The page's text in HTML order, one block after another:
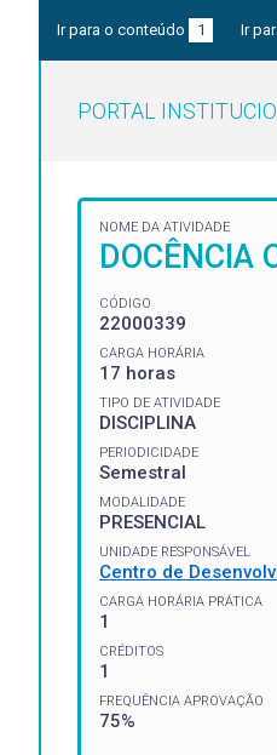
Ir para o conteúdo 1 Ir
PORTAL
NOME DA ATIVIDADE
DOCÊNCIA
CÓDIGO
22000339
CARGA HORÁRIA
17 horas
TIPO DE ATIVIDADE
DISCIPLINA
PERIODICIDADE
Semestral
MODALIDADE
PRESENCIAL
UNIDADE RESPONSÁVEL
Centro de
CARGA HORÁRIA PRÁTICA
1
CRÉDITOS
1
FREQUÊNCIA APROVAÇÃO
75%